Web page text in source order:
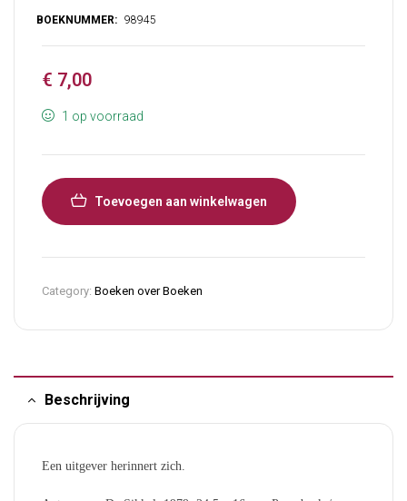
€ 7,00
1 op voorraad
Toevoegen aan winkelwagen
Category: Boeken over Boeken
Beschrijving
Een uitgever herinnert zich.